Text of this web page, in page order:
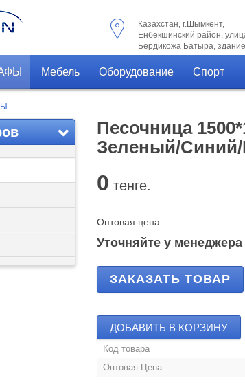
Казахстан, г.Шымкент,
Енбекшинский район,
Бердикожа Батыра,
Мебель Оборудование Спорт
Песочница
Зеленый/
0 тенге.
Оптовая цена
Уточняйте у менеджера
ЗАКАЗАТЬ ТОВАР
ДОБАВИТЬ В КОРЗИНУ
Код товара
Оптовая Цена